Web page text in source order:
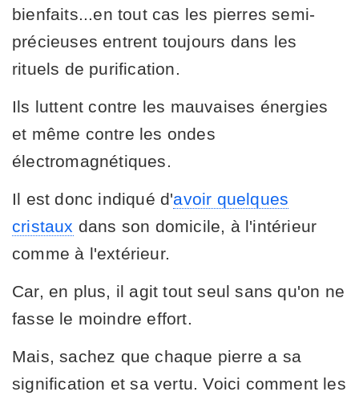
bienfaits...en tout cas les pierres semi-
précieuses entrent toujours dans les
rituels de purification.
Ils luttent contre les mauvaises énergies
et même contre les ondes
électromagnétiques.
Il est donc indiqué d'avoir quelques
cristaux dans son domicile, à l'intérieur
comme à l'extérieur.
Car, en plus, il agit tout seul sans qu'on ne
fasse le moindre effort.
Mais, sachez que chaque pierre a sa
signification et sa vertu. Voici comment les